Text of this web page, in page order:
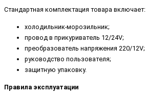
Стандартная комплектация товара включает:
холодильник-морозильник;
провод в прикуриватель 12/24V;
преобразователь напряжения 220/12V;
руководство пользователя;
защитную упаковку.
Правила эксплуатации